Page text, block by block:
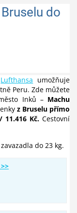
do
Lufthansa umožňuje
Peru. Zde můžete
Inků – Machu
z Bruselu přímo
11.416 Kč.Cestovní
do 23 kg.